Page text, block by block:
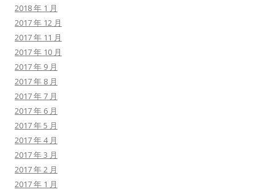
2018 年 1 月
2017 年 12 月
2017 年 11 月
2017 年 10 月
2017 年 9 月
2017 年 8 月
2017 年 7 月
2017 年 6 月
2017 年 5 月
2017 年 4 月
2017 年 3 月
2017 年 2 月
2017 年 1 月